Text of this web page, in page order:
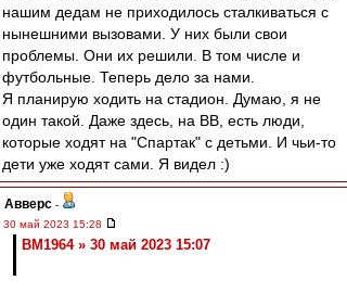
нашим дедам не приходилось сталкиваться с
нынешними вызовами. У них были свои
проблемы. Они их решили. В том числе и
футбольные. Теперь дело за нами.
Я планирую ходить на стадион. Думаю, я не
один такой. Даже здесь, на ВВ, есть люди,
которые ходят на "Спартак" с детьми. И чьи-то
дети уже ходят сами. Я видел :)
Авверс -
30 май 2023 15:28
BM1964 » 30 май 2023 15:07